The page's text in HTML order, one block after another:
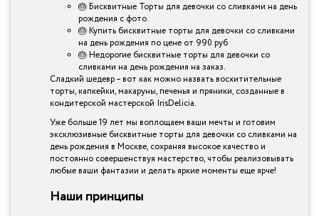
🎂 Бисквитные Торты для девочки со сливками на день
рождения с фото.
🎂 Купить бисквитные торты для девочки со сливками
на день рождения по цене от 990 руб
🎂 Недорогие бисквитные торты для девочки со
сливками на день рождения на заказ.
Сладкий шедевр – вот как можно назвать восхитительные
торты, капкейки, макаруны, печенья и пряники, созданные в
кондитерской мастерской IrisDelicia.
Уже больше 19 лет мы воплощаем ваши мечты и готовим
эксклюзивные бисквитные торты для девочки со сливками на
день рождения в Москве, сохраняя высокое качество и
постоянно совершенствуя мастерство, чтобы реализовывать
любые ваши фантазии и делать яркие моменты еще ярче!
Наши принципы